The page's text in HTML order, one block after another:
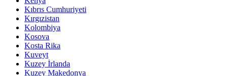
Kıbrıs Cumhuriyeti
Kırgızistan
Kolombiya
Kosova
Kosta Rika
Kuveyt
Kuzey İrlanda
Kuzey Makedonya